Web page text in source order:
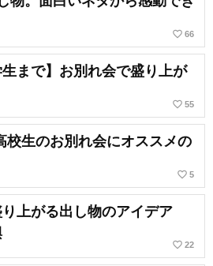
favorite_border 66
生まで】お別れ会で盛り上が
favorite_border 55
校生のお別れ会にオススメの
favorite_border 5
上がる出し物のアイデア
favorite_border 22